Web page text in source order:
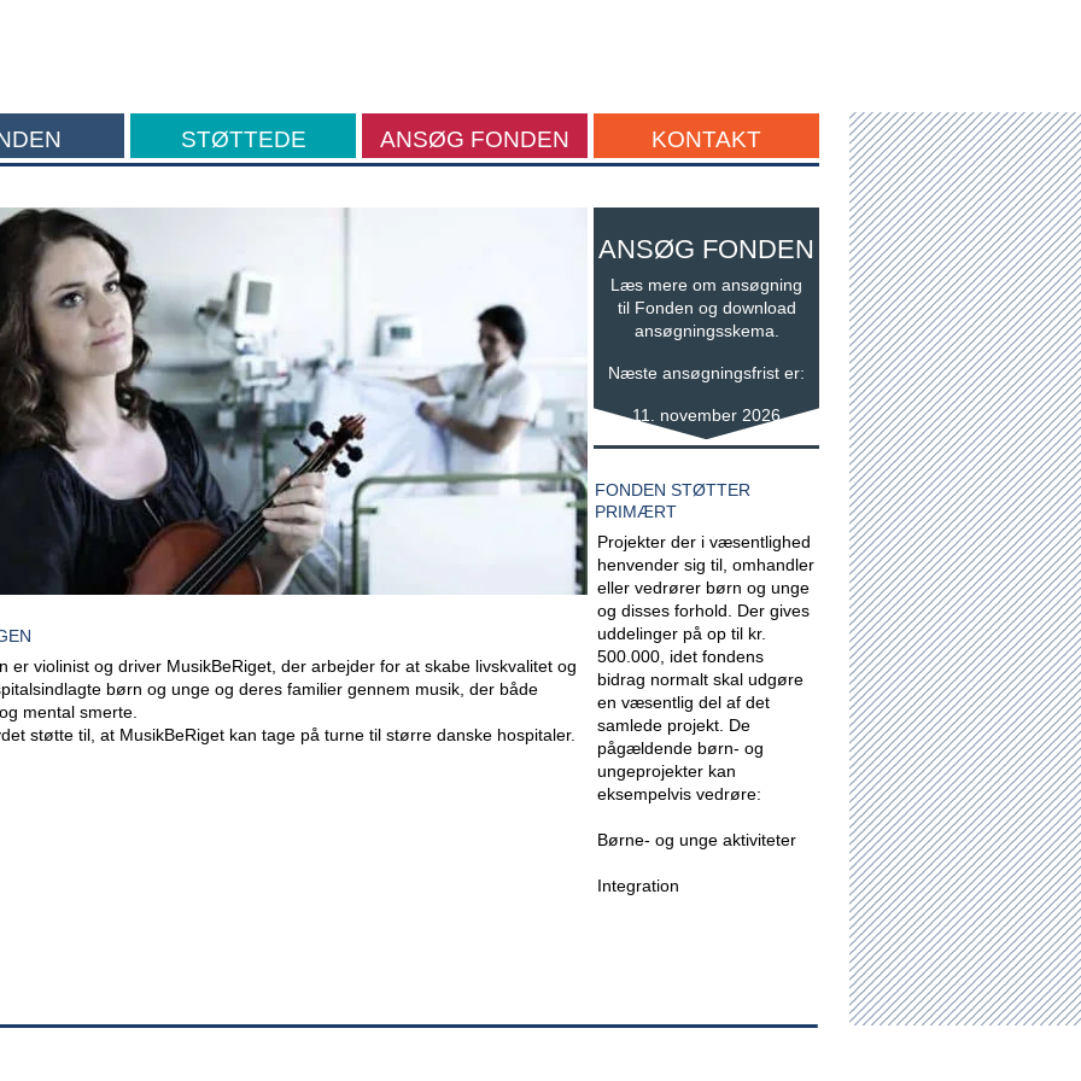
STØTTEDE ANSØG FONDEN KONTAKT
er violinist og driver MusikBeRiget, der arbejder for at skabe livskvalitet og
børn og unge og deres familier gennem musik, der både
mental smerte.
støtte til, at MusikBeRiget kan tage på turne til større danske hospitaler.
ANSØG FONDEN
Læs mere om ansøgning
til Fonden og download
ansøgningsskema.
Næste ansøgningsfrist er:
11. november 2026
FONDEN STØTTER
PRIMÆRT
Projekter der i væsentlighed
henvender sig til, omhandler
eller vedrører børn og unge
og disses forhold. Der gives
uddelinger på op til kr.
500.000, idet fondens
bidrag normalt skal udgøre
en væsentlig del af det
samlede projekt. De
pågældende børn- og
ungeprojekter kan
eksempelvis vedrøre:
Børne- og unge aktiviteter
Integration